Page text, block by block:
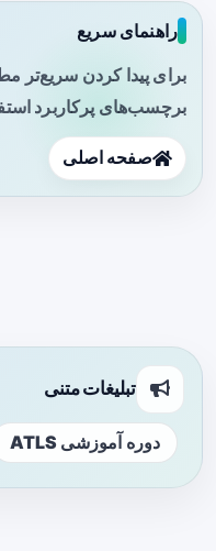
راهنمای سریع
برای پیدا کردن سریع‌تر
برچسب‌های پرکاربرد
صفحه اصلی
تبلیغات متنی
دوره آموزشی ATLS